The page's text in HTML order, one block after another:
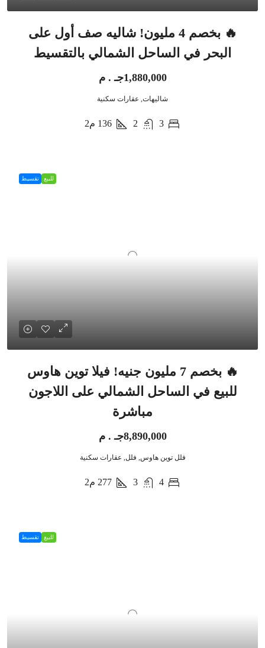
🔥 بخصم 4 مليون! شاليه صف أول على
البحر في الساحل الشمالي بالتقسيط
1,880,000جـ . م
شاليهات, عقارات سكنية
3
2
136 م2
للبيع تقسيط
🔥 بخصم 7 مليون جنيه! فيلا توين هاوس
للبيع في الساحل الشمالي على اللاجون
مباشرة
8,890,000جـ . م
فلل توين هاوس, فلل, عقارات سكنية
4
3
277 م2
للبيع تقسيط